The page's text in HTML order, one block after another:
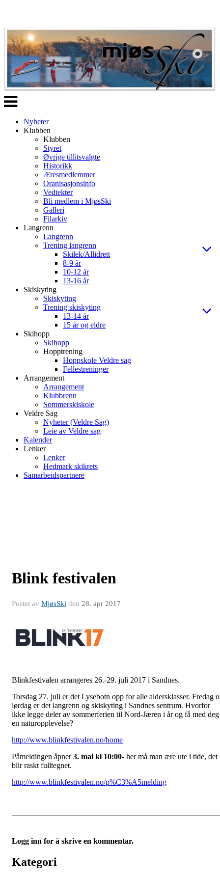
Veksle
navigasjon
Nyheter
Klubben
Klubben
Styret
Øvrige tillitsvalgte
Historikk
Æresmedlemmer
Oranisasjonsinfo
Vedtekter
Bli medlem i MjøsSki
Galleri
Filarkiv
Langrenn
Langrenn
Trening langrenn
Skilek/Allidrett
8-9 år
10-12 år
13-16 år
Skiskyting
Skiskyting
Trening skiskyting
13-14 år
15 år og eldre
Skihopp
Skihopp
Hopptrening
Hoppskole Veldre sag
Fellestreninger
Arrangement
Arrangement
Klubbrenn
Sommerskiskole
Veldre Sag
Nyheter (Veldre Sag)
Leie av Veldre sag
Kalender
Lenker
Lenker
Hedmark skikrets
Samarbeidspartnere
Blink festivalen
Postet av MjøsSki den 28. apr 2017
Blinkfestivalen arrangeres 26.-29. juli 2017 i Sandnes.
Torsdag 27. juli er det Lysebotn opp for alle aldersklasser. Fredag
lørdag er det langrenn og skiskyting i Sandnes sentrum. Hvorfor
ikke legge deler av sommerferien til Nord-Jæren i år og få med deg
en naturopplevelse?
http://www.blinkfestivalen.no/home
Påmeldingen åpner3. mai kl 10:00- her må man ære ute i tide, det
blir raskt fulltegnet.
http://www.blinkfestivalen.no/p%C3%A5melding
Logg inn for å skrive en kommentar.
Kategori